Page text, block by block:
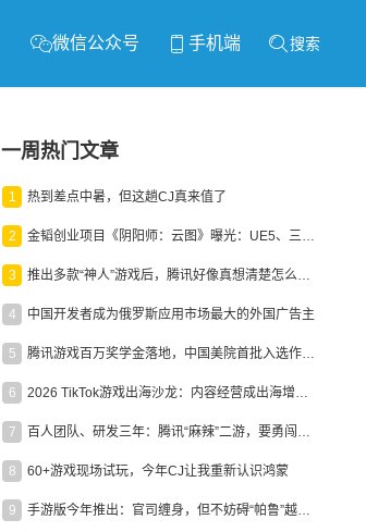
微信公众号 手机端 搜索
一周热门文章
1 热到差点中暑，但这趟CJ真来值了
2 金韬创业项目《阴阳师：云图》曝光：UE5、三端互通、ARPG
3 推出多款“神人”游戏后，腾讯好像真想清楚怎么做二次元了
4 中国开发者成为俄罗斯应用市场最大的外国广告主
5 腾讯游戏百万奖学金落地，中国美院首批入选作品获业内关注
6 2026 TikTok游戏出海沙龙：内容经营成出海增长新引擎
7 百人团队、研发三年：腾讯“麻辣”二游，要勇闯男性恋爱市场
8 60+游戏现场试玩，今年CJ让我重新认识鸿蒙
9 手游版今年推出：官司缠身，但不妨碍“帕鲁”越来越火